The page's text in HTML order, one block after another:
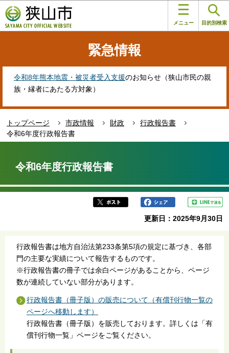
の
ペ
す
メニュー 目的別検索
緊急情報
令和8年熊本地震・被災者受入支援のお知らせ（狭山市民の親
族・縁者にあたる方対象）
トップページ 市政情報 財政
行政報告書
令和6年度行政報告書
か
令和6年度行政報告書
更新日：2025年9月30日
行政報告書は地方自治法第233条第5項の規定に基づき、各部
門の主要な実績について報告するものです。
※行政報告書の冊子では余白ページがあることから、ページ
数が連続していない部分があります。
行政報告書（冊子版）の販売について（有償刊行物一覧の
ページへ移動します）
行政報告書（冊子版）を販売しております。詳しくは「有
償刊行物一覧」ページをご覧ください。